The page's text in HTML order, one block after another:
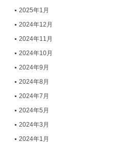
2025年1月
2024年12月
2024年11月
2024年10月
2024年9月
2024年8月
2024年7月
2024年5月
2024年3月
2024年1月